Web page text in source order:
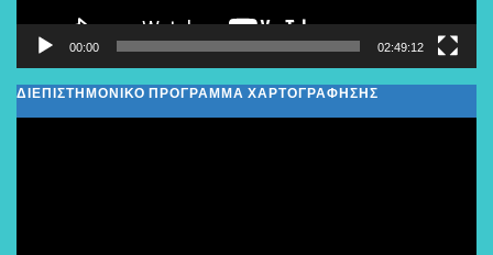
00:00 02:49:12
ΔΙΕΠΙΣΤΗΜΟΝΙΚΟ ΠΡΟΓΡΑΜΜΑ ΧΑΡΤΟΓΡΑΦΗΣΗΣ